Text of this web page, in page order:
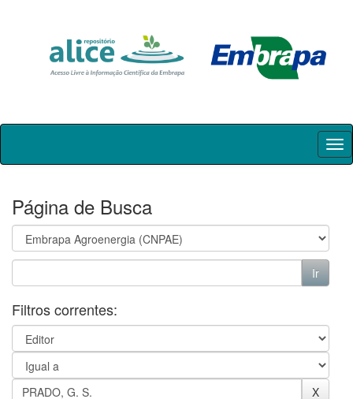
Skip
Página de Busca
Filtros correntes: